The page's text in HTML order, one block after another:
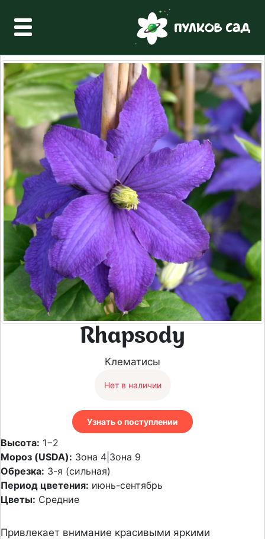
Rhapsody
Клематисы
Нет в наличии
Узнать о поступлении
Высота: 1−2
Мороз (USDA): Зона 4|Зона 9
Обрезка: 3-я (сильная)
Период цветения: июнь-сентябрь
Цветы: Средние
Привлекает внимание красивыми яркими